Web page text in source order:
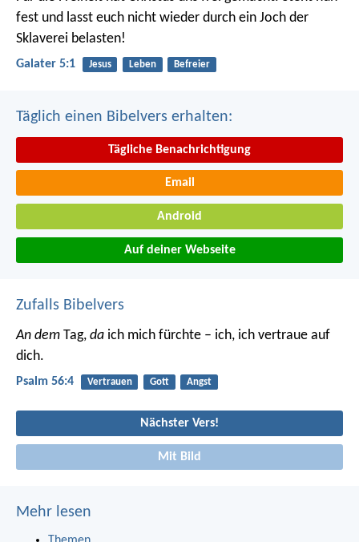
fest und lasst euch nicht wieder durch ein Joch der
Sklaverei belasten!
Galater 5:1 Jesus Leben Befreier
Täglich einen Bibelvers erhalten:
Tägliche Benachrichtigung
Email
Android
Auf deiner Webseite
Zufalls Bibelvers
An dem Tag, da ich mich fürchte – ich, ich vertraue auf
dich.
Psalm 56:4 Vertrauen Gott Angst
Nächster Vers!
Mit Bild
Mehr lesen